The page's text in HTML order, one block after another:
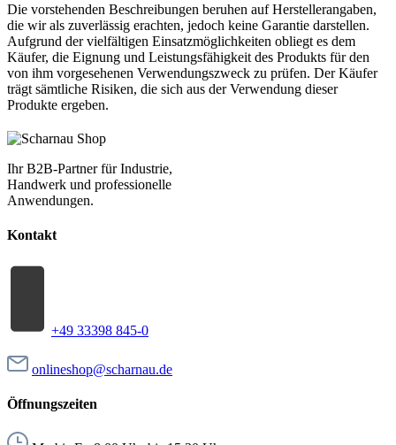
Die vorstehenden Beschreibungen beruhen auf Herstellerangaben,
die wir als zuverlässig erachten, jedoch keine Garantie darstellen.
Aufgrund der vielfältigen Einsatzmöglichkeiten obliegt es dem
Käufer, die Eignung und Leistungsfähigkeit des Produkts für den
von ihm vorgesehenen Verwendungszweck zu prüfen. Der Käufer
trägt sämtliche Risiken, die sich aus der Verwendung dieser
Produkte ergeben.
Ihr B2B-Partner für Industrie,
Handwerk und professionelle
Anwendungen.
Kontakt
+49 33398 845-0
onlineshop@scharnau.de
Öffnungszeiten